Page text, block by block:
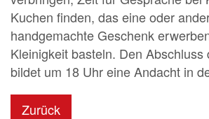
Kuchen finden, das eine oder
handgemachte Geschenk
Kleinigkeit basteln. Den
bildet um 18 Uhr eine Andacht in
Zurück